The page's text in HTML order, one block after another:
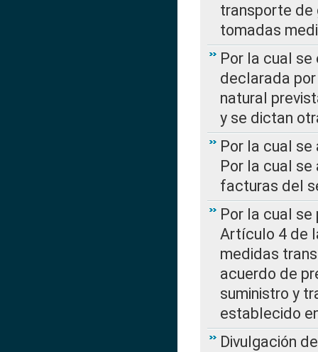
transporte de
tomadas
Por la cual
declarada
natural
y se dictan
Por la cual se
Por la cual
facturas del
Por la cual
Artículo 4 de
medidas
acuerdo de
suministro y
establecido
Divulgación